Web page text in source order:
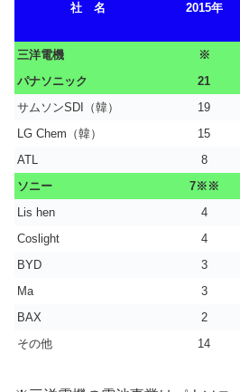
社 名
2015年
三洋電機 ※
パナソニック
21
サムソンSDI（韓）
19
LG Chem（韓）
15
ATL
8
ソニー
7※※
Lis hen
4
Coslight
4
BYD
3
Ma
3
BAX
2
その他
14